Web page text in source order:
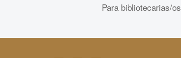
Para bibliotecarias/os